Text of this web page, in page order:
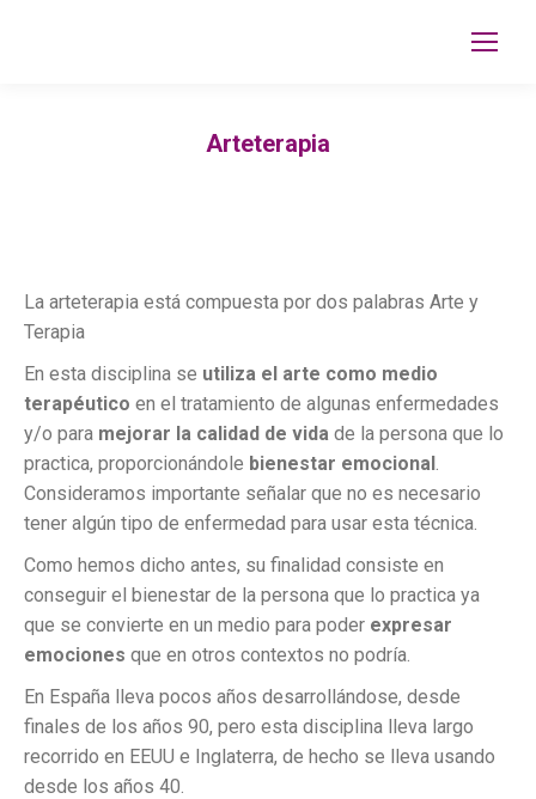
Arteterapia
La arteterapia está compuesta por dos palabras Arte y
Terapia
En esta disciplina se utiliza el arte como medio
terapéutico en el tratamiento de algunas enfermedades
y/o para mejorar la calidad de vida de la persona que lo
practica, proporcionándole bienestar emocional.
Consideramos importante señalar que no es necesario
tener algún tipo de enfermedad para usar esta técnica.
Como hemos dicho antes, su finalidad consiste en
conseguir el bienestar de la persona que lo practica ya
que se convierte en un medio para poder expresar
emociones que en otros contextos no podría.
En España lleva pocos años desarrollándose, desde
finales de los años 90, pero esta disciplina lleva largo
recorrido en EEUU e Inglaterra, de hecho se lleva usando
desde los años 40.